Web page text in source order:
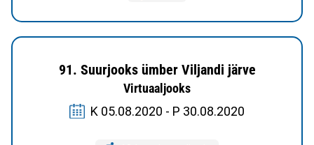
91. Suurjooks ümber Viljandi järve
Virtuaaljooks
K 05.08.2020 - P 30.08.2020